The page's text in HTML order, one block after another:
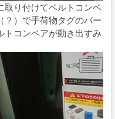
取り付けてベルトコンベ
？）で手荷物タグのバー
トコンベアが動き出すみ